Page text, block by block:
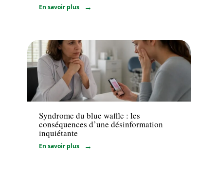
En savoir plus
Maladie
Syndrome du blue waffle : les
conséquences d’une désinformation
inquiétante
En savoir plus